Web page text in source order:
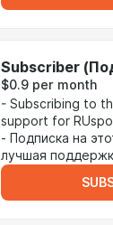
Subscriber
$0.9 per month
- Subscribing to
support for
- Подписка на
лучшая